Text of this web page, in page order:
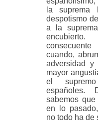
la suprema
despotismo
a la
cuando,
adversidad
mayor
el
sabemos
en lo
no todo ha de